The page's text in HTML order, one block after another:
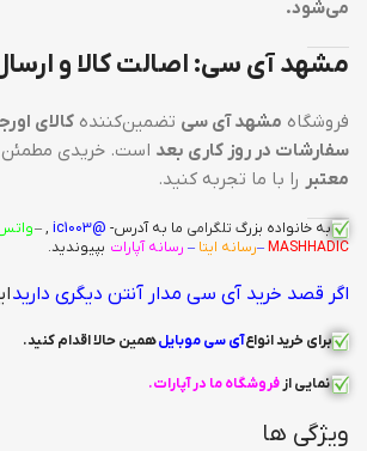
می‌شود.
مشهد آی سی: اصالت کالا و
فروشگاه مشهد آی سی تضمین‌کننده کالای
سفارشات در روز کاری بعد است. خریدی مطمئن
معتبر را با ما تجربه کنید.
به خانواده بزرگ تلگرامی ما به آدرس- @ic1003
, –
MASHHADIC
–رسانه ایتا – رسانه آپارات بپیوندید.
اگر قصد خرید آی سی مدار آنتن دیگری دارید
برای خرید انواعآی سیموبایلهمین حالا اقدام کنید.
نمایی از فروشگاه ما در آپارات.
ویژگی ها